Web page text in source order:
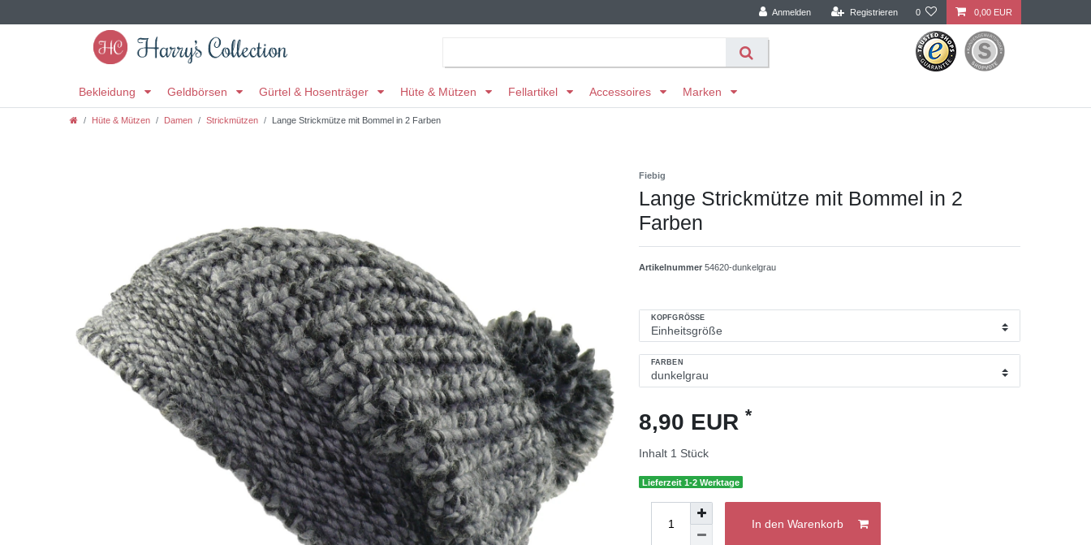
Anmelden Registrieren 0 0,00 EUR
Bekleidung Geldbörsen Gürtel & Hosenträger Hüte & Mützen Fellartikel Accessoires Marken
Hüte & Mützen Damen Strickmützen Lange Strickmütze mit Bommel in 2 Farben
Fiebig
Lange Strickmütze mit Bommel in 2
Farben
Artikelnummer 54620-dunkelgrau
KOPFGRÖSSE
FARBEN
8,90 EUR *
Inhalt 1 Stück
Lieferzeit 1-2 Werktage
In den Warenkorb